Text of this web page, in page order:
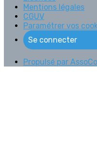
Mentions légales
CGUV
Paramétrer vos
Se connecter
Propulsé par